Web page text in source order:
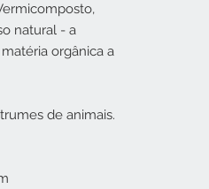
natural - a
orgânica a
de animais.